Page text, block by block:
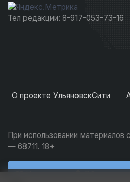
Тел редакции: 8-917-053-73-16
О проекте УльяновскСити
При использовании
— 68711. 18+